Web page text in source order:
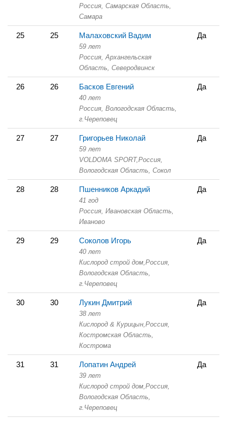
Россия, Самарская Область,
Самара
25 25 Малаховский Вадим
59 лет
Россия, Архангельская
Область, Северодвинск
Да
26 26 Басков Евгений
40 лет
Россия, Вологодская Область,
г.Череповец
Да
27 27 Григорьев Николай
59 лет
VOLDOMA SPORT,Россия,
Вологодская Область, Сокол
Да
28 28 Пшенников Аркадий
41 год
Россия, Ивановская Область,
Иваново
Да
29 29 Соколов Игорь
40 лет
Кислород строй дом, Россия,
Вологодская Область,
г.Череповец
Да
30 30 Лукин Дмитрий
38 лет
Кислород & Курицын, Россия,
Костромская Область,
Кострома
Да
31 31 Лопатин Андрей
39 лет
Кислород строй дом, Россия,
Вологодская Область,
г.Череповец
Да